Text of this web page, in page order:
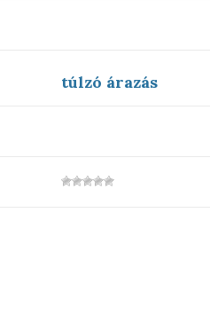
túlzó árazás